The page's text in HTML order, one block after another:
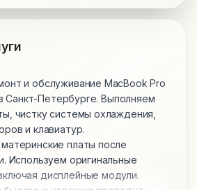
и обслуживание MacBook Pro
Санкт-Петербурге. Выполняем
чистку системы охлаждения,
и клавиатур.
платы после
Используем оригинальные
дисплейные модули.